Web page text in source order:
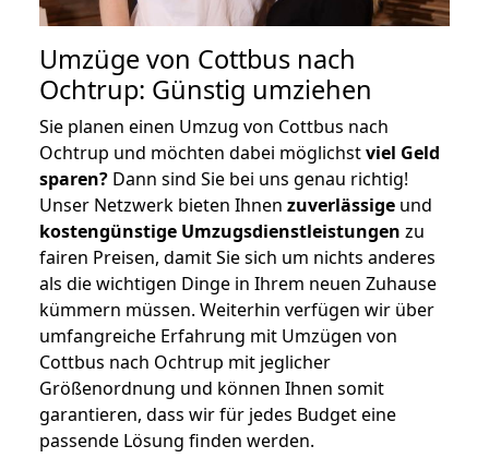
Umzüge von Cottbus nach
Ochtrup: Günstig umziehen
Sie planen einen Umzug von Cottbus nach
Ochtrup und möchten dabei möglichstviel Geld
sparen? Dann sind Sie bei uns genau richtig!
Unser Netzwerk bieten Ihnen zuverlässige und
kostengünstige Umzugsdienstleistungen zu
fairen Preisen, damit Sie sich um nichts anderes
als die wichtigen Dinge in Ihrem neuen Zuhause
kümmern müssen. Weiterhin verfügen wir über
umfangreiche Erfahrung mit Umzügen von
Cottbus nach Ochtrup mit jeglicher
Größenordnung und können Ihnen somit
garantieren, dass wir für jedes Budget eine
passende Lösung finden werden.